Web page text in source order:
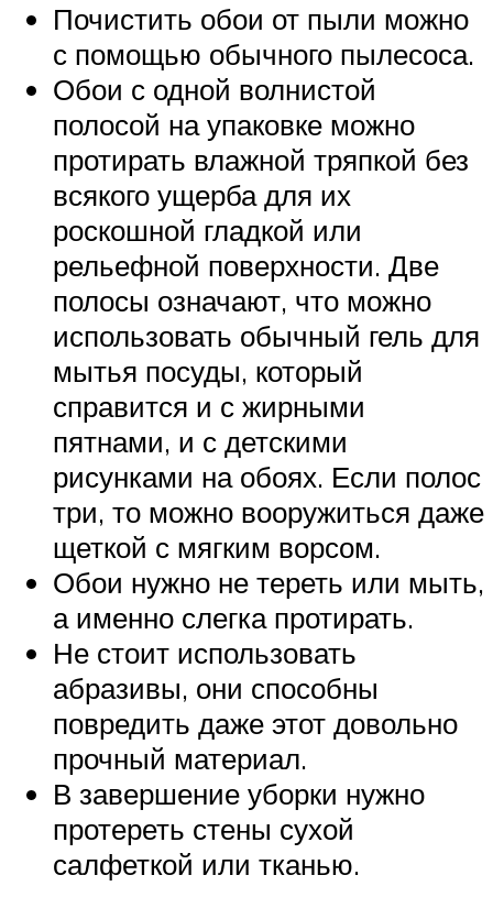
Почистить обои от пыли можно
с помощью обычного пылесоса.
Обои с одной волнистой
полосой на упаковке можно
протирать влажной тряпкой без
всякого ущерба для их
роскошной гладкой или
рельефной поверхности. Две
полосы означают, что можно
использовать обычный гель для
мытья посуды, который
справится и с жирными
пятнами, и с детскими
рисунками на обоях. Если полос
три, то можно вооружиться даже
щеткой с мягким ворсом.
Обои нужно не тереть или мыть,
а именно слегка протирать.
Не стоит использовать
абразивы, они способны
повредить даже этот довольно
прочный материал.
В завершение уборки нужно
протереть стены сухой
салфеткой или тканью.